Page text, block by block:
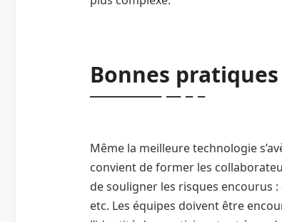
Bonnes
Même la meilleure technologie
convient de former les
de souligner les risques encourus
etc. Les équipes doivent être